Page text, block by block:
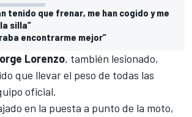
tenido que frenar, me han cogido y me
silla”
encontrarme mejor”
Lorenzo, también lesionado,
que llevar el peso de todas las
oficial.
en la puesta a punto de la moto,